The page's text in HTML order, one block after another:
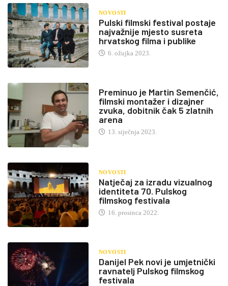
NOVOSTI
Pulski filmski festival postaje
najvažnije mjesto susreta
hrvatskog filma i publike
6. ožujka 2023.
Preminuo je Martin Semenčić,
filmski montažer i dizajner
zvuka, dobitnik čak 5 zlatnih
arena
13. siječnja 2023.
NOVOSTI
Natječaj za izradu vizualnog
identiteta 70. Pulskog
filmskog festivala
16. prosinca 2022.
NOVOSTI
Danijel Pek novi je umjetnički
ravnatelj Pulskog filmskog
festivala